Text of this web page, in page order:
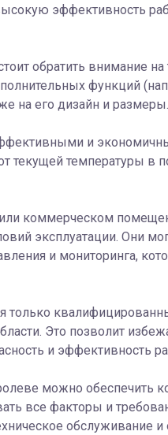
эффективность
обратить внимание
функций
на его дизайн и размеры.
и
текущей температуры в
коммерческом
эксплуатации. Они
и мониторинга,
только
Это позволит
и эффективность
можно обеспечить
все факторы и
обслуживание и